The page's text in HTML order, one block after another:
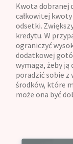
Kwota dobranej
całkowitej
odsetki.
kredytu. W
ograniczyć
dodatkowej
wymaga, żeby
poradzić sobie
środków, które
może ona być